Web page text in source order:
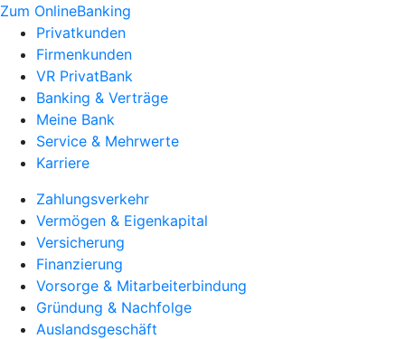
Zum OnlineBanking
Privatkunden
Firmenkunden
VR PrivatBank
Banking & Verträge
Meine Bank
Service & Mehrwerte
Karriere
Zahlungsverkehr
Vermögen & Eigenkapital
Versicherung
Finanzierung
Vorsorge & Mitarbeiterbindung
Gründung & Nachfolge
Auslandsgeschäft